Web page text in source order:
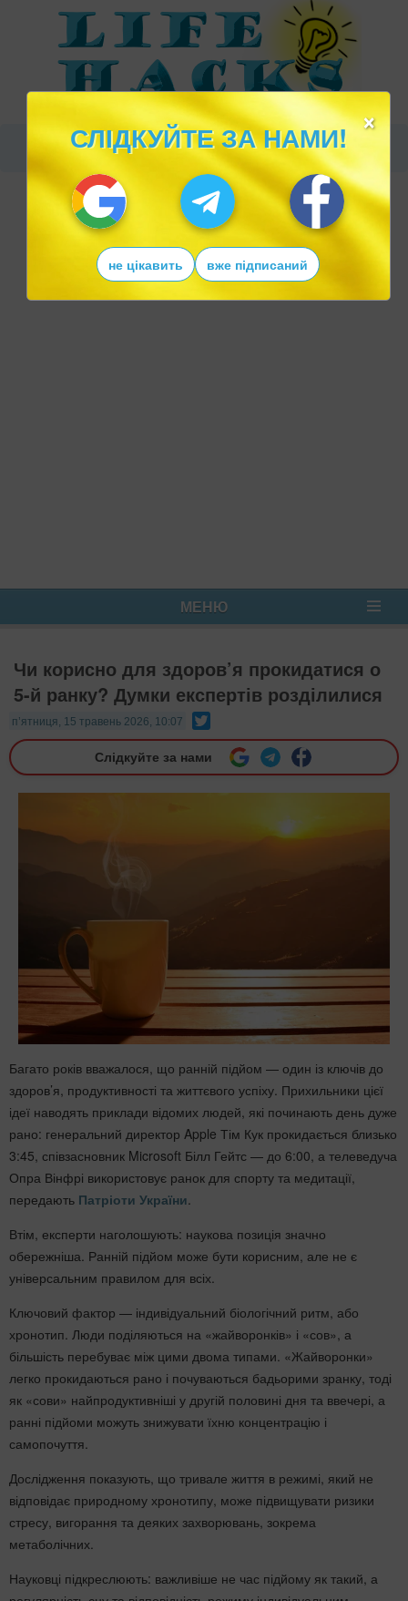
МЕНЮ
Чи корисно для здоров’я прокидатися о
5-й ранку? Думки експертів розділилися
п’ятниця, 15 травень 2026, 10:07
Слідкуйте за нами
Багато років вважалося, що ранній підйом — один із ключів до
здоров’я, продуктивності та життєвого успіху. Прихильники цієї
ідеї наводять приклади відомих людей, які починають день дуже
рано: генеральний директор Apple Тім Кук прокидається близько
3:45, співзасновник Microsoft Білл Гейтс — до 6:00, а телеведуча
Опра Вінфрі використовує ранок для спорту та медитації,
передають Патріоти України.
Втім, експерти наголошують: наукова позиція значно
обережніша. Ранній підйом може бути корисним, але не є
універсальним правилом для всіх.
Ключовий фактор — індивідуальний біологічний ритм, або
хронотип. Люди поділяються на «жайворонків» і «сов», а
більшість перебуває між цими двома типами. «Жайворонки»
легко прокидаються рано і почуваються бадьорими зранку, тоді
як «сови» найпродуктивніші у другій половині дня та ввечері, а
ранні підйоми можуть знижувати їхню концентрацію і
самопочуття.
Дослідження показують, що тривале життя в режимі, який не
відповідає природному хронотипу, може підвищувати ризики
стресу, вигорання та деяких захворювань, зокрема
метаболічних.
Науковці підкреслюють: важливіше не час підйому як такий, а
×
СЛІДКУЙТЕ ЗА НАМИ!
не цікавить вже підписаний